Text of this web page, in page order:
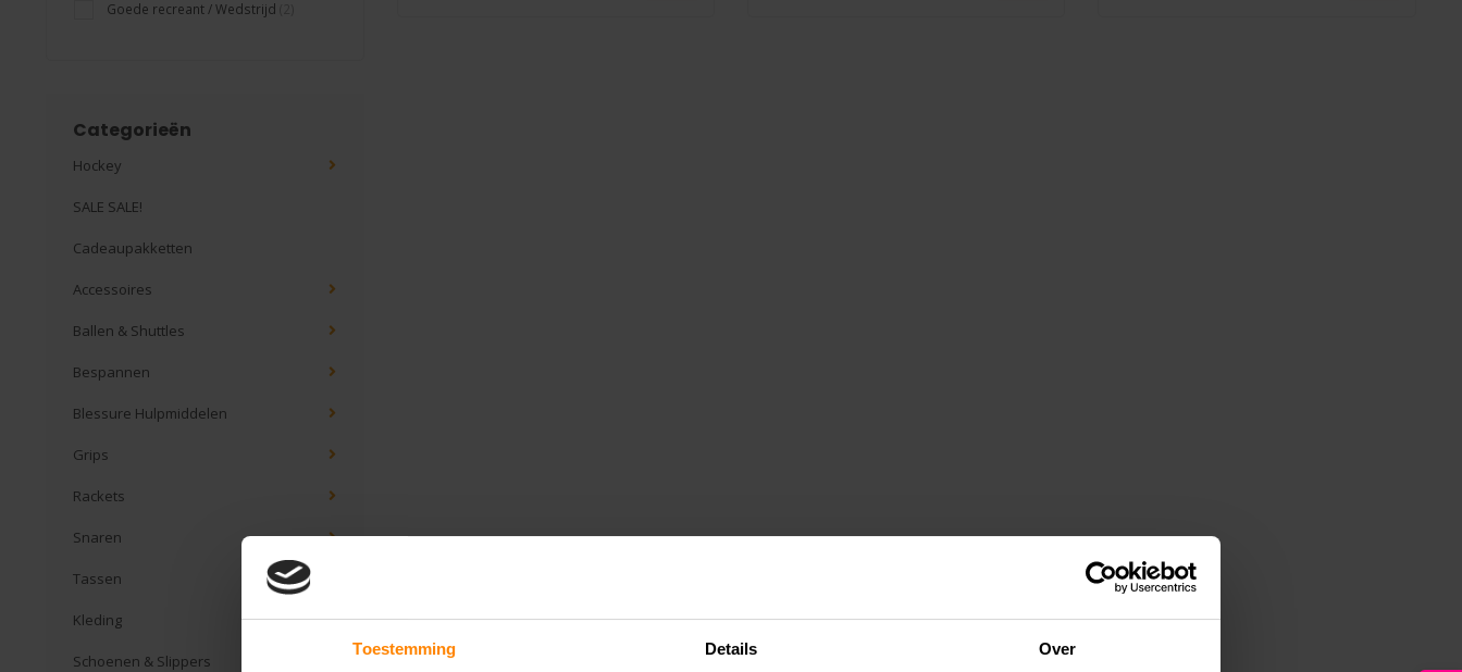
Toestemming Details Over
Goede recreant / Wedstrijd
Categorieën
Hockey
SALE SALE!
Cadeaupakketten
Accessoires
Ballen & Shuttles
Bespannen
Blessure Hulpmiddelen
Grips
Rackets
Snaren
Tassen
Kleding
Schoenen & Slippers